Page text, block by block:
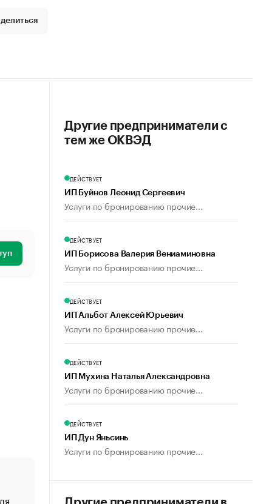
«От спорта тело стареет иначе». Как живет глава
Другие предприниматели с
тем же ОКВЭД
ДЕЙСТВУЕТ
ИП Буйнов Леонид Сергеевич
Услуги по бронированию прочие...
ДЕЙСТВУЕТ
ИП Борисова Валерия Вениаминовна
Услуги по бронированию прочие...
ДЕЙСТВУЕТ
ИП Альбот Алексей Юрьевич
Услуги по бронированию прочие...
ДЕЙСТВУЕТ
ИП Мухина Наталья Александровна
Услуги по бронированию прочие...
ДЕЙСТВУЕТ
ИП Дун Яньсинь
Услуги по бронированию прочие...